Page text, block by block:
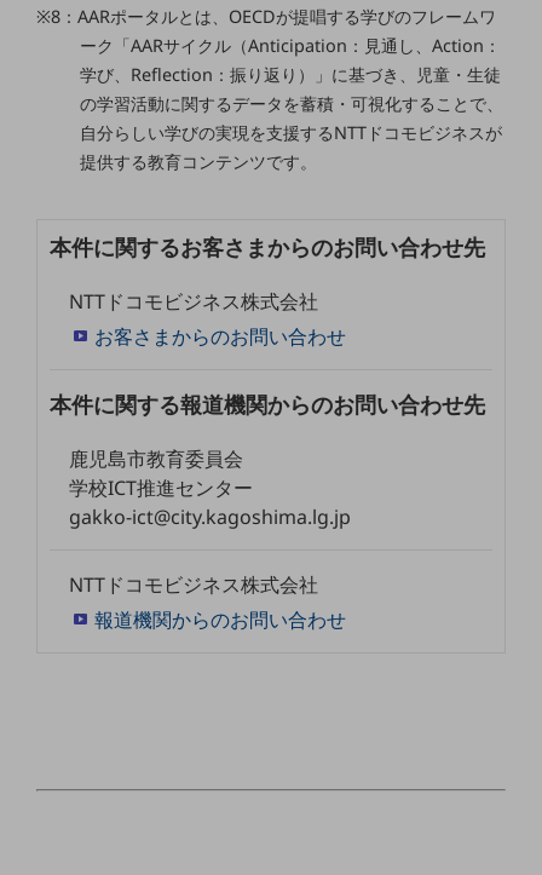
課題やニーズに合ったサービスをご紹介し、
中堅中小企業のビジネスをサポート！
お悩みから見つける
お悩みから見つけるTOP
ネットワーク
モバイル・音声
リモート・ハイブリッドワーク
セキュリティ
その他のお悩みはこちら
業界から見つけるTOP
小売・卸売業
※8：AARポータルとは、OECDが提唱する学びのフレームワ
ーク「AARサイクル（Anticipation：見通し、Action：
学び、Reflection：振り返り）」に基づき、児童・生徒
の学習活動に関するデータを蓄積・可視化することで、
自分らしい学びの実現を支援するNTTドコモビジネスが
提供する教育コンテンツです。
本件に関するお客さまからのお問い合わせ先
NTTドコモビジネス株式会社
お客さまからのお問い合わせ
本件に関する報道機関からのお問い合わせ先
鹿児島市教育委員会
学校ICT推進センター
gakko-ict@city.kagoshima.lg.jp
NTTドコモビジネス株式会社
報道機関からのお問い合わせ